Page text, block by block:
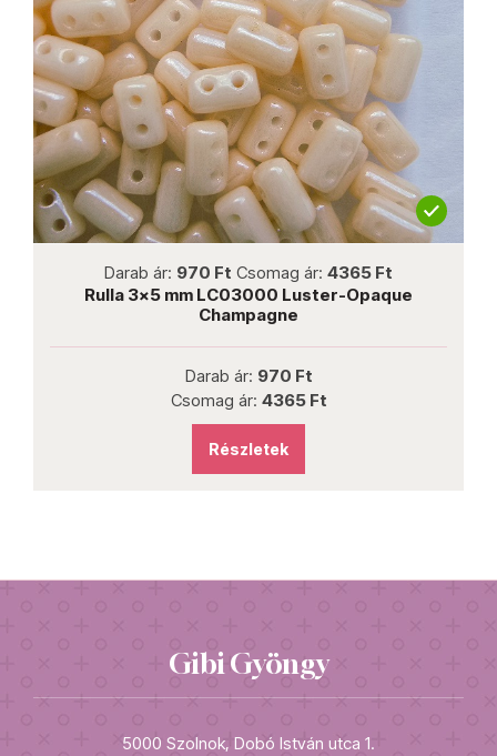
Darab ár: 970 Ft Csomag ár: 4365 Ft
Rulla 3x5 mm LC03000 Luster-Opaque
Champagne
Darab ár: 970 Ft
Csomag ár: 4365 Ft
Részletek
Gibi Gyöngy
5000 Szolnok, Dobó István utca 1.